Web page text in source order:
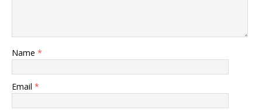
Name *
Email *